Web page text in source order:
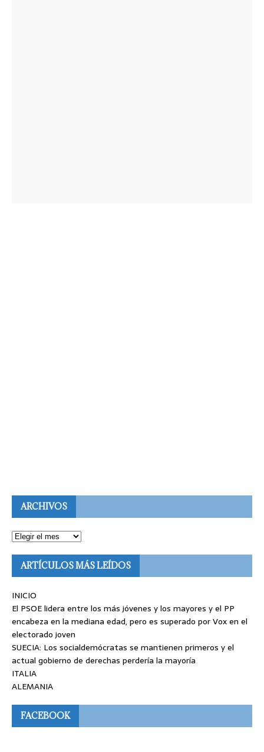
ARCHIVOS
ARTÍCULOS MÁS LEÍDOS
INICIO
El PSOE lidera entre los más jóvenes y los mayores y el PP
encabeza en la mediana edad, pero es superado por Vox en el
electorado joven
SUECIA: Los socialdemócratas se mantienen primeros y el
actual gobierno de derechas perdería la mayoría
ITALIA
ALEMANIA
FACEBOOK